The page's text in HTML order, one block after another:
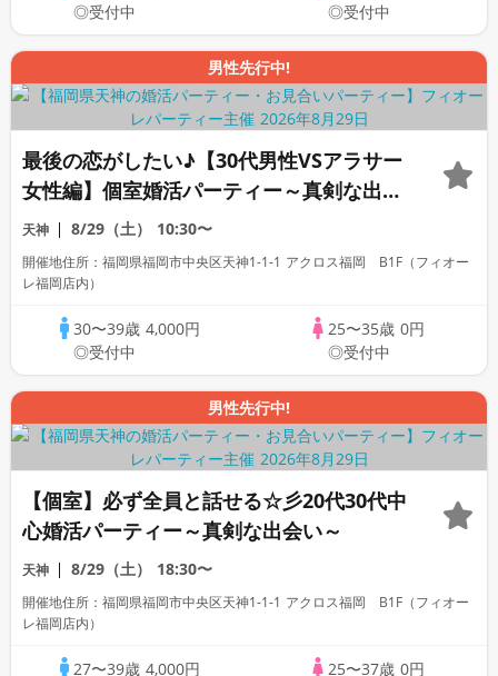
◎受付中
◎受付中
男性先行中!
最後の恋がしたい♪【30代男性VSアラサー
女性編】個室婚活パーティー～真剣な出会
い～
天神 8/29（土） 10:30〜
開催地住所：福岡県福岡市中央区天神1-1-1 アクロス福岡 B1F（フィオー
レ福岡店内）
30〜39歳 4,000円
◎受付中
25〜35歳 0円
◎受付中
男性先行中!
【個室】必ず全員と話せる☆彡20代30代中
心婚活パーティー～真剣な出会い～
天神 8/29（土） 18:30〜
開催地住所：福岡県福岡市中央区天神1-1-1 アクロス福岡 B1F（フィオー
レ福岡店内）
27〜39歳 4,000円 25〜37歳 0円